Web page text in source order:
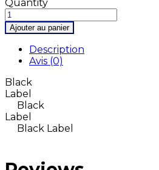
Quantity
Ajouter au panier
Description
Avis (0)
Black
Black
Black Label